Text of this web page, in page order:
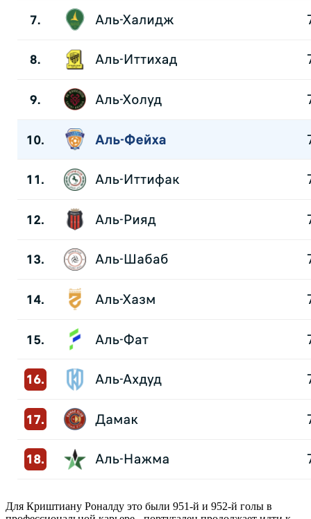
Для Криштиану Роналду это были 951-й и 952-й голы в